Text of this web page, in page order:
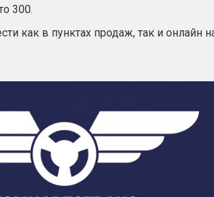
300.
как в пунктах продаж, так и онлайн